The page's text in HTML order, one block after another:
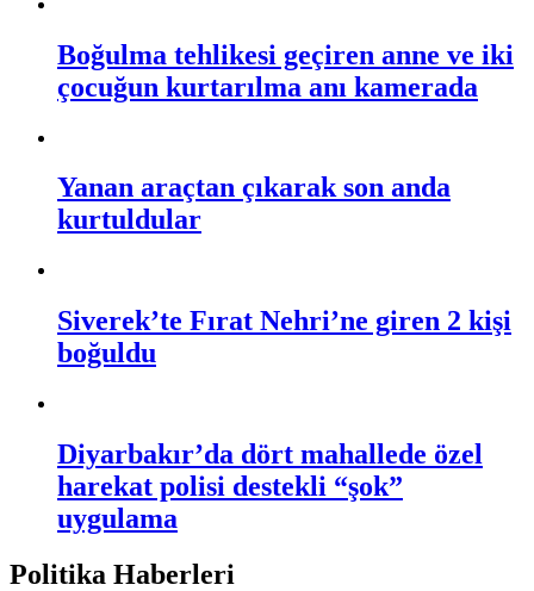
Boğulma tehlikesi geçiren anne ve iki
çocuğun kurtarılma anı kamerada
Yanan araçtan çıkarak son anda
kurtuldular
Siverek’te Fırat Nehri’ne giren 2 kişi
boğuldu
Diyarbakır’da dört mahallede özel
harekat polisi destekli “şok”
uygulama
Politika Haberleri